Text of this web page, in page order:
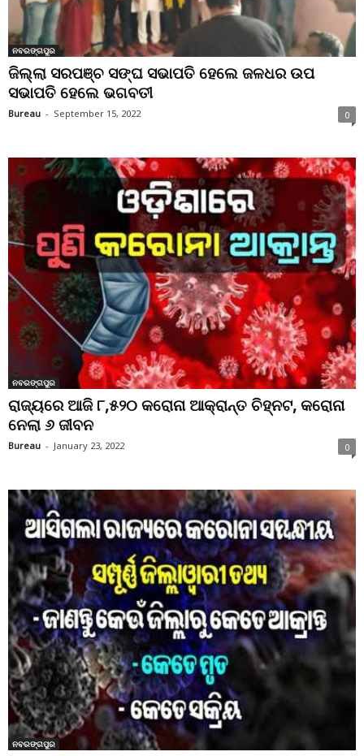
ନବରଙ୍ଗପୁର
ଜିଲ୍ଲା ସରପଞ୍ଚ ସଙ୍ଘ ସଭାପତି ହେଲେ ଜଳଧର ଉପ
ସଭାପତି ହେଲେ ଭଗବତୀ
Bureau - September 15, 2022 0
ନବରଙ୍ଗପୁର
ରାଜ୍ୟରେ ଆଜି ୮,୫୨୦ କରୋନା ଆକ୍ରାନ୍ତ ଚିହ୍ନଟ, କରୋନା
ନେଲା ୬ ଜୀବନ
Bureau - January 23, 2022 0
ନବରଙ୍ଗପୁର